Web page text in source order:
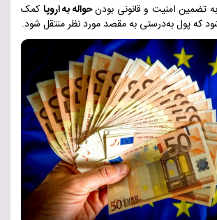
تضمین امنیت و قانونی بودنحواله به اروپا کمک
که پول به‌درستی به مقصد مورد نظر منتقل شود.